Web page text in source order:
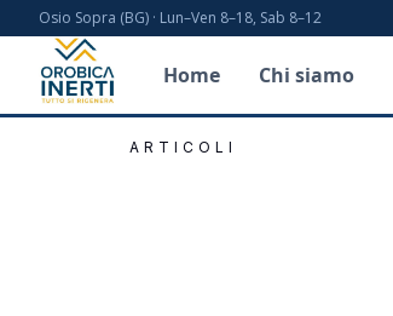
Osio Sopra (BG) · Lun–Ven 8–18, Sab 8–12
Home Chi siamo
ARTICOLI